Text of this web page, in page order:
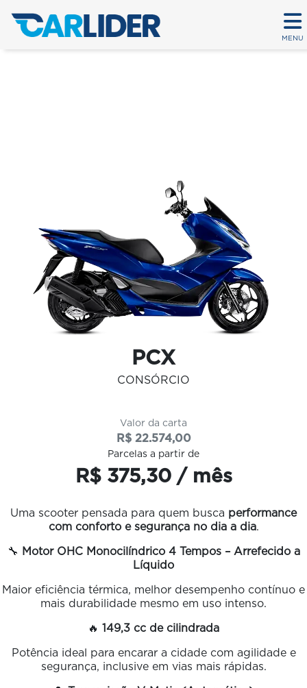
MENU
PCX
CONSÓRCIO
Valor da carta
R$ 22.574,00
Parcelas a partir de
R$ 375,30 / mês
Uma scooter pensada para quem busca performance
com conforto e segurança no dia a dia.
🔧 Motor OHC Monocilíndrico 4 Tempos – Arrefecido a
Líquido
Maior eficiência térmica, melhor desempenho contínuo e
mais durabilidade mesmo em uso intenso.
🔥 149,3 cc de cilindrada
Potência ideal para encarar a cidade com agilidade e
segurança, inclusive em vias mais rápidas.